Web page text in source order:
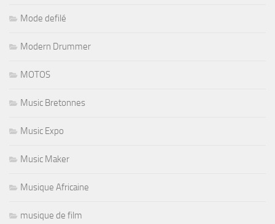
Mode defilé
Modern Drummer
MOTOS
Music Bretonnes
Music Expo
Music Maker
Musique Africaine
musique de film